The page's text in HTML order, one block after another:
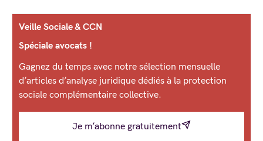
Veille Sociale & CCN
Spéciale avocats !
Gagnez du temps avec notre sélection mensuelle
d’articles d’analyse juridique dédiés à la protection
sociale complémentaire collective.
Je m’abonne gratuitement